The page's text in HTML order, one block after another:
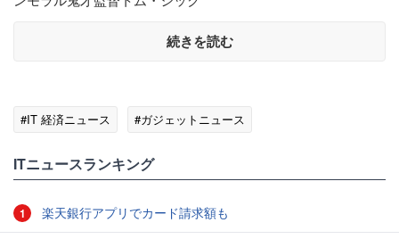
続きを読む
#IT 経済ニュース #ガジェットニュース
ITニュースランキング
1 楽天銀行アプリでカード請求額も